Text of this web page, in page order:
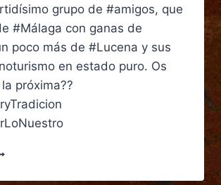
grupo de #amigos, que
#Málaga con ganas de
poco más de #Lucena y sus
en estado puro. Os
próxima??